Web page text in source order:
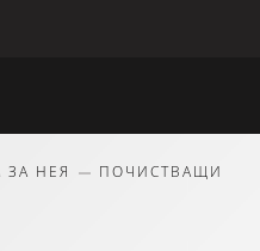
ЗА НЕЯ
ПОЧИСТВАЩИ